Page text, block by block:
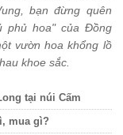
bạn đừng quên
phủ hoa" của Đồng
vườn hoa khổng lồ
khoe sắc.
tại núi Cấm
mua gì?